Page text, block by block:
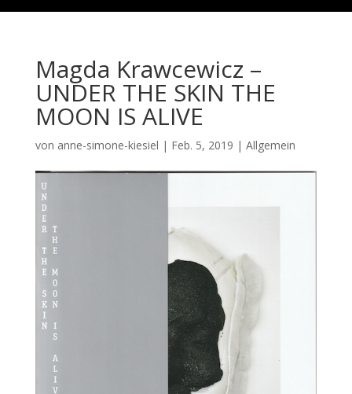
Magda Krawcewicz –
UNDER THE SKIN THE
MOON IS ALIVE
von anne-simone-kiesiel | Feb. 5, 2019 | Allgemein